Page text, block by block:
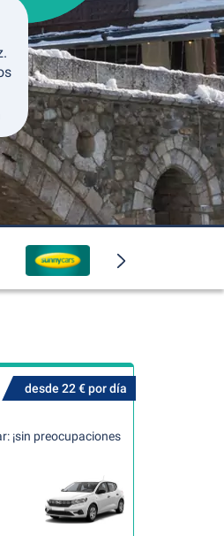
desde 22 € por día
¡sin preocupaciones